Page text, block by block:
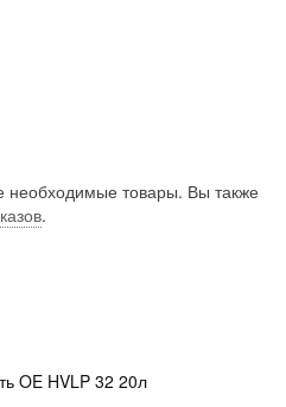
необходимые товары. Вы также
.
OE HVLP 32 20л